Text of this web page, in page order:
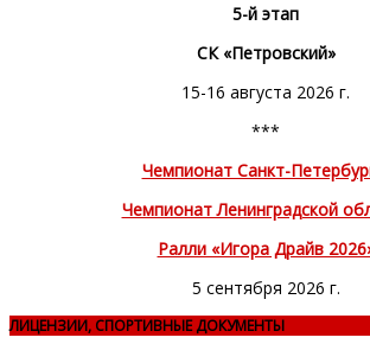
5-й этап
СК «Петровский»
15-16 августа 2026 г.
***
Чемпионат Санкт-
Чемпионат Ленинградской
Ралли «Игора Драйв
5 сентября 2026 г.
ЛИЦЕНЗИИ, СПОРТИВНЫЕ ДОКУМЕНТЫ